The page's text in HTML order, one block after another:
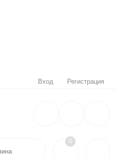
Вход Регистрация
0